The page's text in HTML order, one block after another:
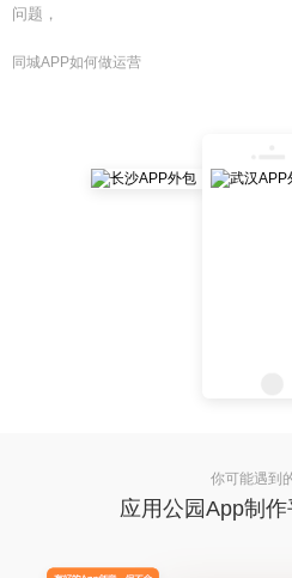
问题，
同城APP如何做运营
你可能遇到
应用公园App制